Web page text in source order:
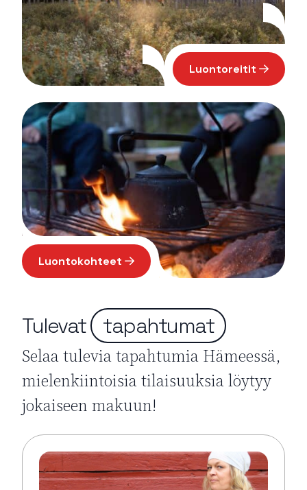
Luontoreitit
Luontokohteet
Tulevat tapahtumat
Selaa tulevia tapahtumia Hämeessä,
mielenkiintoisia tilaisuuksia löytyy
jokaiseen makuun!